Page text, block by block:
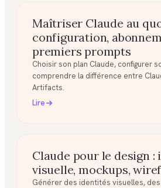
Maîtriser Claude au
configuration,
premiers prompts
Choisir son plan Claude, configurer
comprendre la différence entre
Artifacts.
Lire
Claude pour le design :
visuelle, mockups,
Générer des identités visuelles,